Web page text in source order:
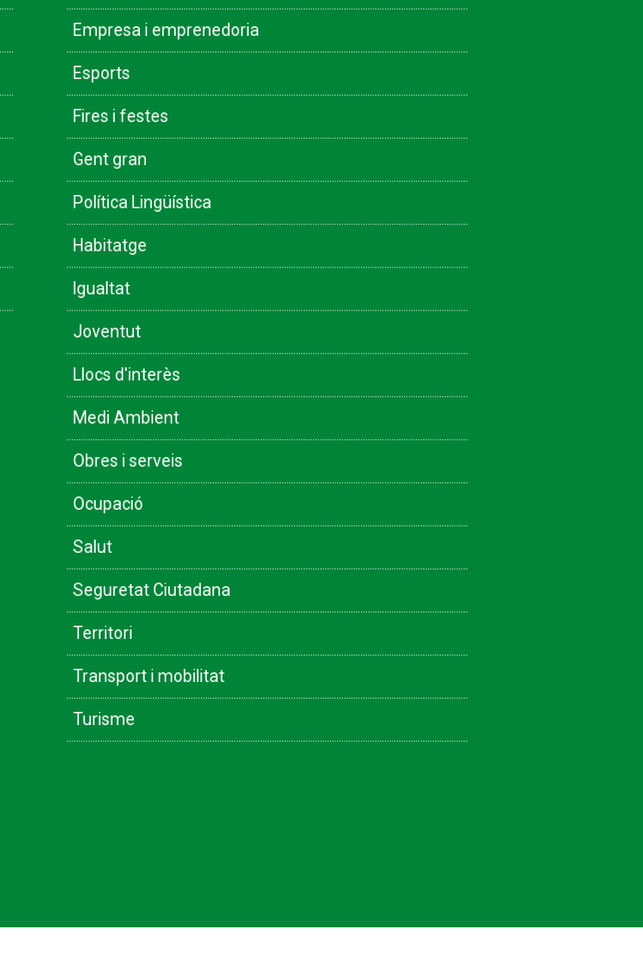
Empresa i emprenedoria
Esports
Fires i festes
Gent gran
Política Lingüística
Habitatge
Igualtat
Joventut
Llocs d'interès
Medi Ambient
Obres i serveis
Ocupació
Salut
Seguretat Ciutadana
Territori
Transport i mobilitat
Turisme